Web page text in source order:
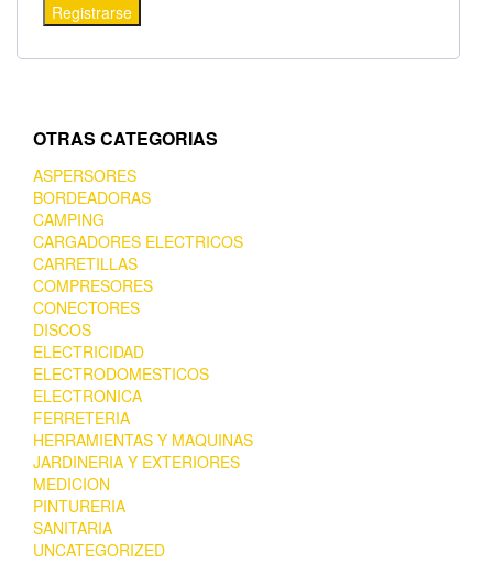
Registrarse
OTRAS CATEGORIAS
ASPERSORES
BORDEADORAS
CAMPING
CARGADORES ELECTRICOS
CARRETILLAS
COMPRESORES
CONECTORES
DISCOS
ELECTRICIDAD
ELECTRODOMESTICOS
ELECTRONICA
FERRETERIA
HERRAMIENTAS Y MAQUINAS
JARDINERIA Y EXTERIORES
MEDICION
PINTURERIA
SANITARIA
UNCATEGORIZED